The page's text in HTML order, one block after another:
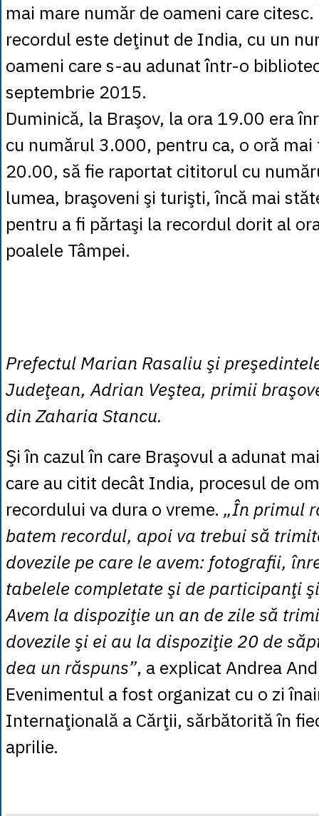
mai mare număr de oameni care
recordul este deţinut de India, cu un
oameni care s-au adunat într-o
septembrie 2015.
Duminică, la Braşov, la ora 19.00 era
cu numărul 3.000, pentru ca, o oră mai
20.00, să fie raportat cititorul cu
lumea, braşoveni şi turişti, încă mai
pentru a fi părtaşi la recordul dorit al
poalele Tâmpei.
Prefectul Marian Rasaliu şi
Judeţean, Adrian Veştea, primii
din Zaharia Stancu.
Şi în cazul în care Braşovul a adunat
care au citit decât India, procesul de
recordului va dura o vreme. „În primul
batem recordul, apoi va trebui să
dovezile pe care le avem: fotografii,
tabelele completate şi de participanţi
Avem la dispoziţie un an de zile să
dovezile şi ei au la dispoziţie 20 de
dea un răspuns”, a explicat Andrea
Evenimentul a fost organizat cu o zi
Internaţională a Cărţii, sărbătorită în
aprilie.